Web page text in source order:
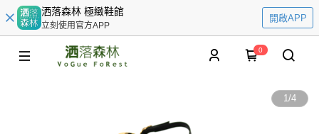
洒落森林 極緻鞋館
立刻使用官方APP
開啟APP
0
1/4